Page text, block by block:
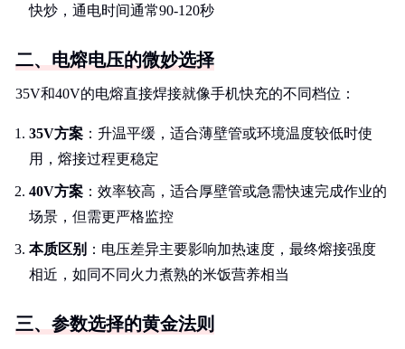
快炒，通电时间通常90-120秒
二、电熔电压的微妙选择
35V和40V的电熔直接焊接就像手机快充的不同档位：
35V方案 ：升温平缓，适合薄壁管或环境温度较低时使
用，熔接过程更稳定
40V方案 ：效率较高，适合厚壁管或急需快速完成作业的
场景，但需更严格监控
本质区别 ：电压差异主要影响加热速度，最终熔接强度
相近，如同不同火力煮熟的米饭营养相当
三、参数选择的黄金法则